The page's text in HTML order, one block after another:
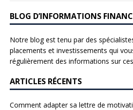
BLOG D’INFORMATIONS
Notre blog est tenu par des
placements et investissements qui
régulièrement des informations sur
ARTICLES RÉCENTS
Comment adapter sa lettre de